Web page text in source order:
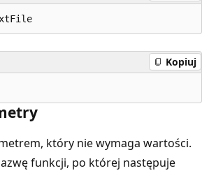
Kopiuj
który nie wymaga wartości.
funkcji, po której następuje